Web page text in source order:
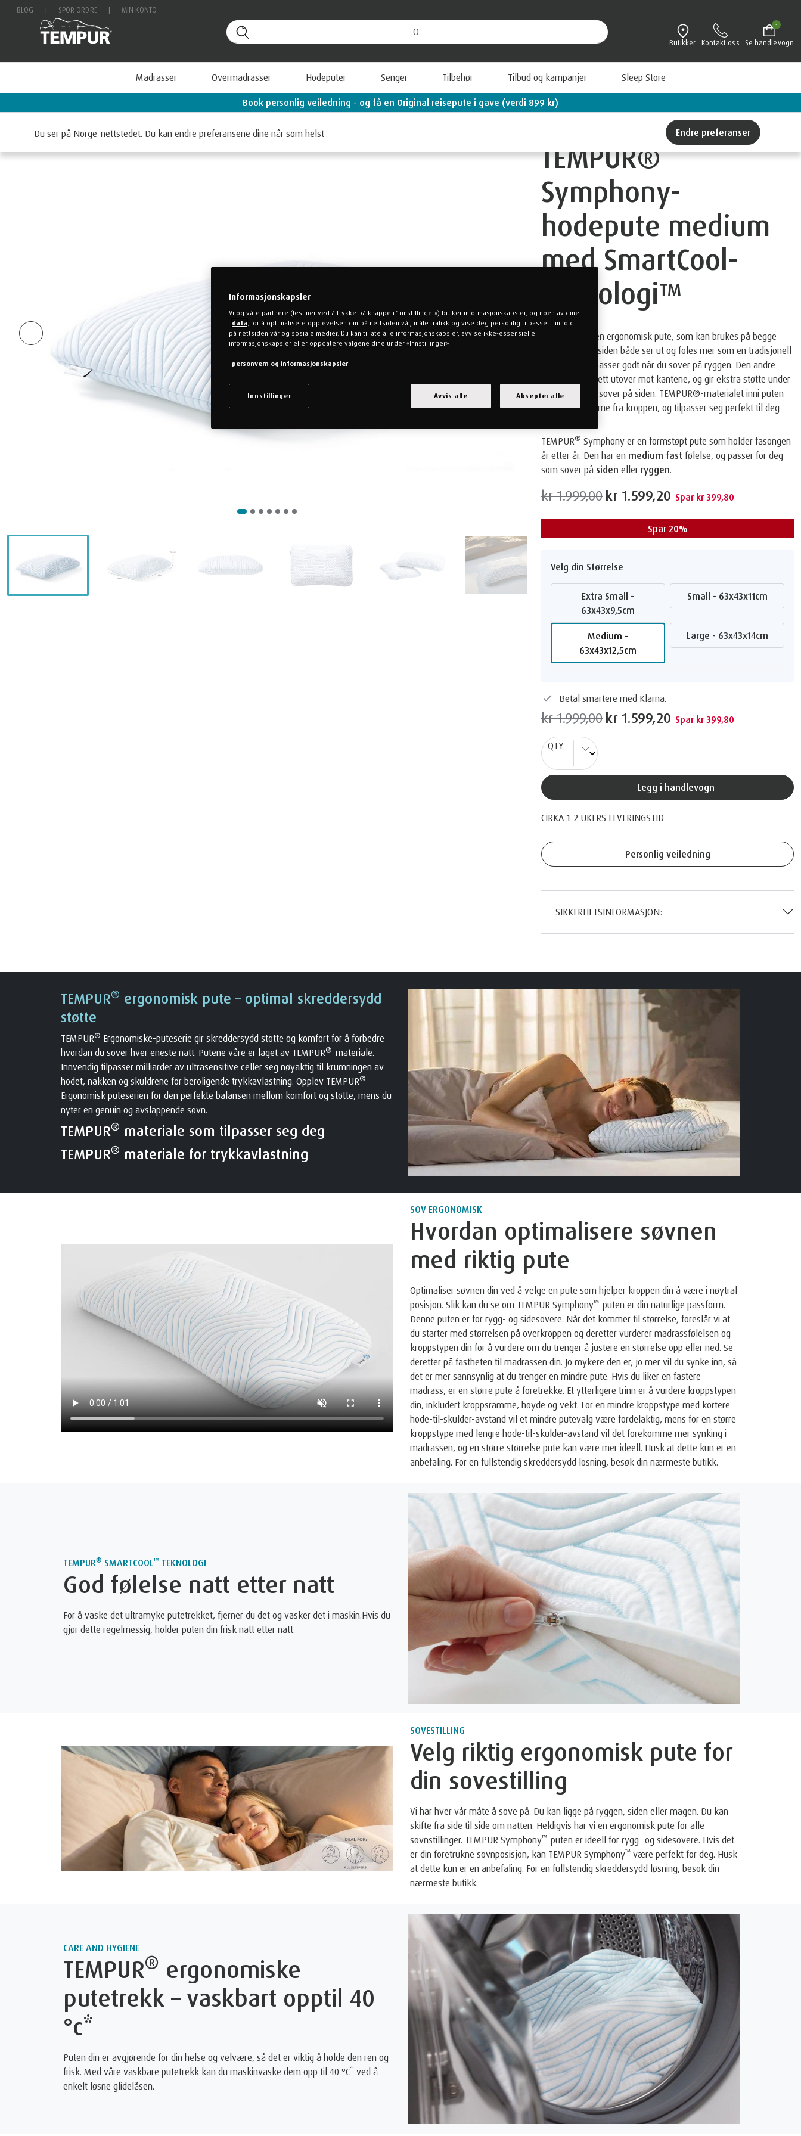
BLOG SPOR ORDRE MIN KONTO
Butikker Kontakt oss Se handlevogn
-
Madrasser Overmadrasser Hodeputer Senger Tilbehør Tilbud og kampanjer Sleep Store
- og få en Original reisepute i gave (verdi 899 kr) Se våre tilbud!
Du ser på Norge-nettstedet. Du kan endre preferansene dine når som helst Endre preferanser
∗Alle størrelser er omtrentlige og kan variere noe
TEMPUR®
Symphony-
hodepute medium
med SmartCool-
teknologi™
Symphony er en ergonomisk pute, som kan brukes på begge
sider. Den ene siden både ser ut og føles mer som en tradisjonell
hodepute, og passer godt når du sover på ryggen. Den andre
siden skråner lett utover mot kantene, og gir ekstra støtte under
nakken når du sover på siden. TEMPUR®-materialet inni puten
absorberer varme fra kroppen, og tilpasser seg perfekt til deg
TEMPUR® Symphony er en formstøpt pute som holder fasongen
år etter år. Den har en medium fast følelse, og passer for deg
som sover på siden eller ryggen.
kr 1.999,00 kr 1.599,20 Spar kr 399,80
Spar 20%
Velg din Størrelse
Extra Small -
63x43x9,5cm
Small - 63x43x11cm
Medium -
63x43x12,5cm
Large - 63x43x14cm
Betal smartere med Klarna.
kr 1.999,00 kr 1.599,20 Spar kr 399,80
QTY
Legg i handlevogn
CIRKA 1-2 UKERS LEVERINGSTID
Personlig veiledning
SIKKERHETSINFORMASJON:
TEMPUR® ergonomisk pute – optimal skreddersydd
støtte
TEMPUR® Ergonomiske-puteserie gir skreddersydd støtte og komfort for å forbedre
hvordan du sover hver eneste natt. Putene våre er laget av TEMPUR®-materiale.
Innvendig tilpasser milliarder av ultrasensitive celler seg nøyaktig til krumningen av
hodet, nakken og skuldrene for beroligende trykkavlastning. Opplev TEMPUR®
Ergonomisk puteserien for den perfekte balansen mellom komfort og støtte, mens du
nyter en genuin og avslappende søvn.
TEMPUR® materiale som tilpasser seg deg
TEMPUR® materiale for trykkavlastning
SOV ERGONOMISK
Hvordan optimalisere søvnen
med riktig pute
Optimaliser søvnen din ved å velge en pute som hjelper kroppen din å være i nøytral
posisjon. Slik kan du se om TEMPUR Symphony™-puten er din naturlige passform.
Denne puten er for rygg- og sidesovere. Når det kommer til størrelse, foreslår vi at
du starter med størrelsen på overkroppen og deretter vurderer madrassfølelsen og
kroppstypen din for å vurdere om du trenger å justere en størrelse opp eller ned. Se
deretter på fastheten til madrassen din. Jo mykere den er, jo mer vil du synke inn, så
det er mer sannsynlig at du trenger en mindre pute. Hvis du liker en fastere
madrass, er en større pute å foretrekke. Et ytterligere trinn er å vurdere kroppstypen
din, inkludert kroppsramme, høyde og vekt. For en mindre kroppstype med kortere
hode-til-skulder-avstand vil et mindre putevalg være fordelaktig, mens for en større
kroppstype med lengre hode-til-skulder-avstand vil det forekomme mer synking i
madrassen, og en større størrelse pute kan være mer ideell. Husk at dette kun er en
anbefaling. For en fullstendig skreddersydd løsning, besøk din nærmeste butikk.
TEMPUR® SMARTCOOL™ TEKNOLOGI
God følelse natt etter natt
For å vaske det ultramyke putetrekket, fjerner du det og vasker det i maskin.Hvis du
gjør dette regelmessig, holder puten din frisk natt etter natt.
SOVESTILLING
Velg riktig ergonomisk pute for
din sovestilling
Vi har hver vår måte å sove på. Du kan ligge på ryggen, siden eller magen. Du kan
skifte fra side til side om natten. Heldigvis har vi en ergonomisk pute for alle
søvnstillinger. TEMPUR Symphony™-puten er ideell for rygg- og sidesovere. Hvis det
er din foretrukne søvnposisjon, kan TEMPUR Symphony™ være perfekt for deg. Husk
at dette kun er en anbefaling. For en fullstendig skreddersydd løsning, besøk din
nærmeste butikk.
CARE AND HYGIENE
TEMPUR® ergonomiske
putetrekk – vaskbart opptil 40
°c*
Puten din er avgjørende for din helse og velvære, så det er viktig å holde den ren og
frisk. Med våre vaskbare putetrekk kan du maskinvaske dem opp til 40 °C* ved å
enkelt løsne glidelåsen.
Informasjonskapsler
Vi og våre partnere (les mer ved å trykke på knappen "Innstillinger») bruker informasjonskapsler, og noen av dine
data, for å optimalisere opplevelsen din på nettsiden vår, måle trafikk og vise deg personlig tilpasset innhold
på nettsiden vår og sosiale medier. Du kan tillate alle informasjonskapsler, avvise ikke-essensielle
informasjonskapsler eller oppdatere valgene dine under «Innstillinger».
personvern og informasjonskapsler
Innstillinger Avvis alle Aksepter alle